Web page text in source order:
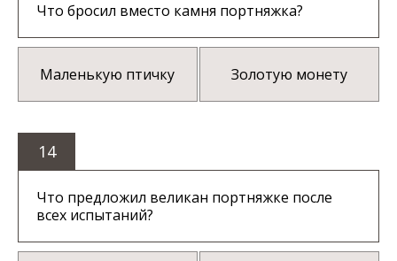
Что бросил вместо камня портняжка?
Маленькую птичку Золотую монету
14
Что предложил великан портняжке после
всех испытаний?